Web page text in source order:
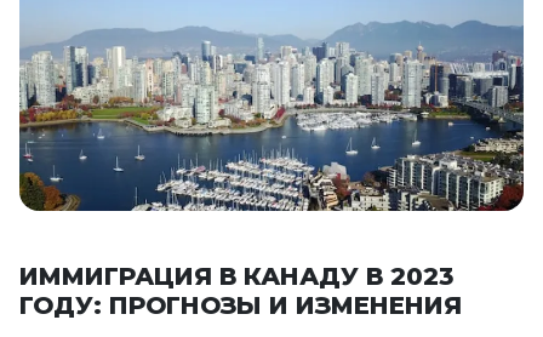
ИММИГРАЦИЯ В КАНАДУ В 2023
ГОДУ: ПРОГНОЗЫ И ИЗМЕНЕНИЯ